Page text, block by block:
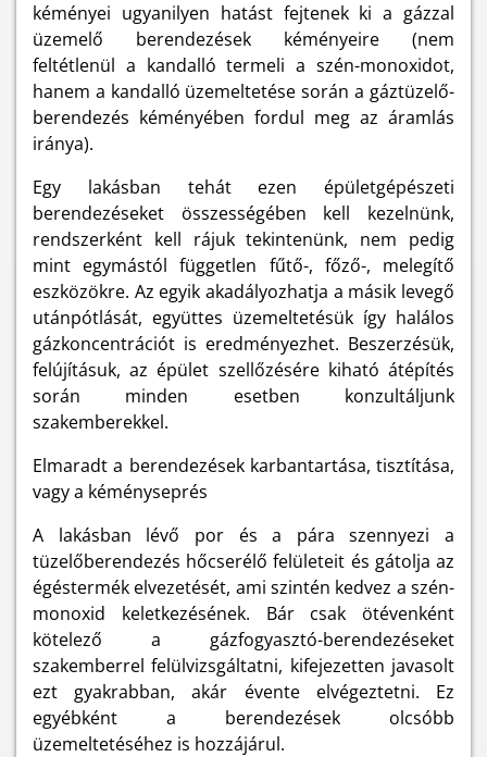
kéményei ugyanilyen hatást fejtenek ki a gázzal
üzemelő berendezések kéményeire (nem
feltétlenül a kandalló termeli a szén-monoxidot,
hanem a kandalló üzemeltetése során a gáztüzelő-
berendezés kéményében fordul meg az áramlás
iránya).
Egy lakásban tehát ezen épületgépészeti
berendezéseket összességében kell kezelnünk,
rendszerként kell rájuk tekintenünk, nem pedig
mint egymástól független fűtő-, főző-, melegítő
eszközökre. Az egyik akadályozhatja a másik levegő
utánpótlását, együttes üzemeltetésük így halálos
gázkoncentrációt is eredményezhet. Beszerzésük,
felújításuk, az épület szellőzésére kiható átépítés
során minden esetben konzultáljunk
szakemberekkel.
Elmaradt a berendezések karbantartása, tisztítása,
vagy a kéményseprés
A lakásban lévő por és a pára szennyezi a
tüzelőberendezés hőcserélő felületeit és gátolja az
égéstermék elvezetését, ami szintén kedvez a szén-
monoxid keletkezésének. Bár csak ötévenként
kötelező a gázfogyasztó-berendezéseket
szakemberrel felülvizsgáltatni, kifejezetten javasolt
ezt gyakrabban, akár évente elvégeztetni. Ez
egyébként a berendezések olcsóbb
üzemeltetéséhez is hozzájárul.